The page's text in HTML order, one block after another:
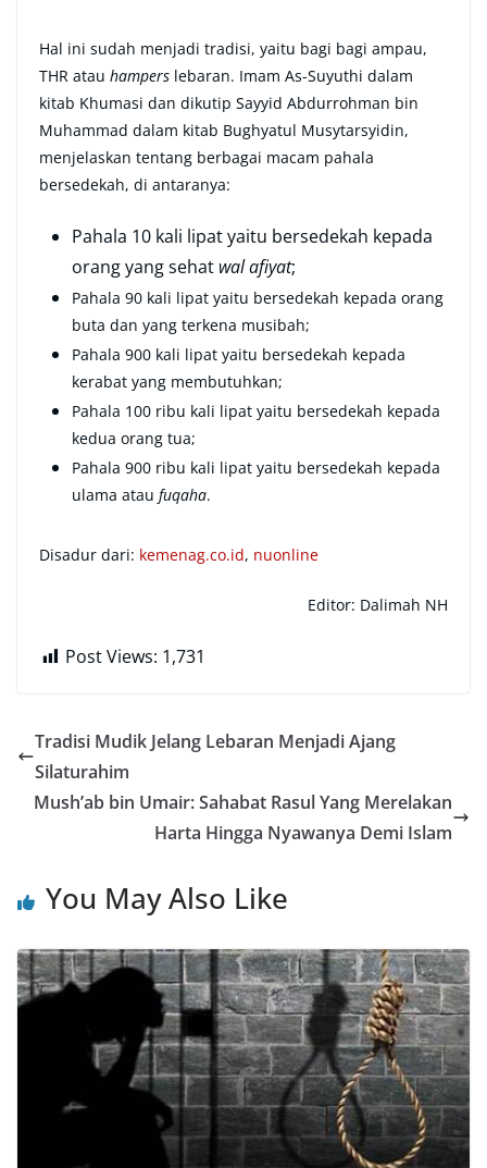
Hal ini sudah menjadi tradisi, yaitu bagi bagi ampau,
THR atau hampers lebaran. Imam As-Suyuthi dalam
kitab Khumasi dan dikutip Sayyid Abdurrohman bin
Muhammad dalam kitab Bughyatul Musytarsyidin,
menjelaskan tentang berbagai macam pahala
bersedekah, di antaranya:
Pahala 10 kali lipat yaitu bersedekah kepada
orang yang sehat wal afiyat;
Pahala 90 kali lipat yaitu bersedekah kepada orang
buta dan yang terkena musibah;
Pahala 900 kali lipat yaitu bersedekah kepada
kerabat yang membutuhkan;
Pahala 100 ribu kali lipat yaitu bersedekah kepada
kedua orang tua;
Pahala 900 ribu kali lipat yaitu bersedekah kepada
ulama atau fuqaha.
Disadur dari: kemenag.co.id, nuonline
Editor: Dalimah NH
Post Views: 1,731
Tradisi Mudik Jelang Lebaran Menjadi Ajang
Silaturahim
Mush’ab bin Umair: Sahabat Rasul Yang Merelakan
Harta Hingga Nyawanya Demi Islam
You May Also Like